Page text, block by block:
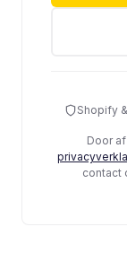
Shopify
Door
contact